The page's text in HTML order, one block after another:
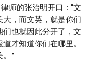
师的张治明开口：“文
，而文英，就是你们
也就因此分开了，文
才知道你们在哪里。
。”